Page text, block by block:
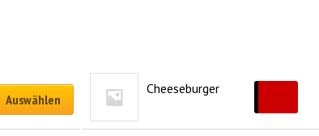
Auswählen
Cheeseburger